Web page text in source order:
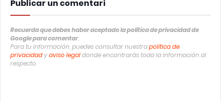
Publicar un comentari
Recuerda que debes haber aceptado la política de privacidad de
Google para comentar.
Para tu información, puedes consultar nuestrapolítica de
privacidadyaviso legaldonde encontrarás toda la información al
respecto.